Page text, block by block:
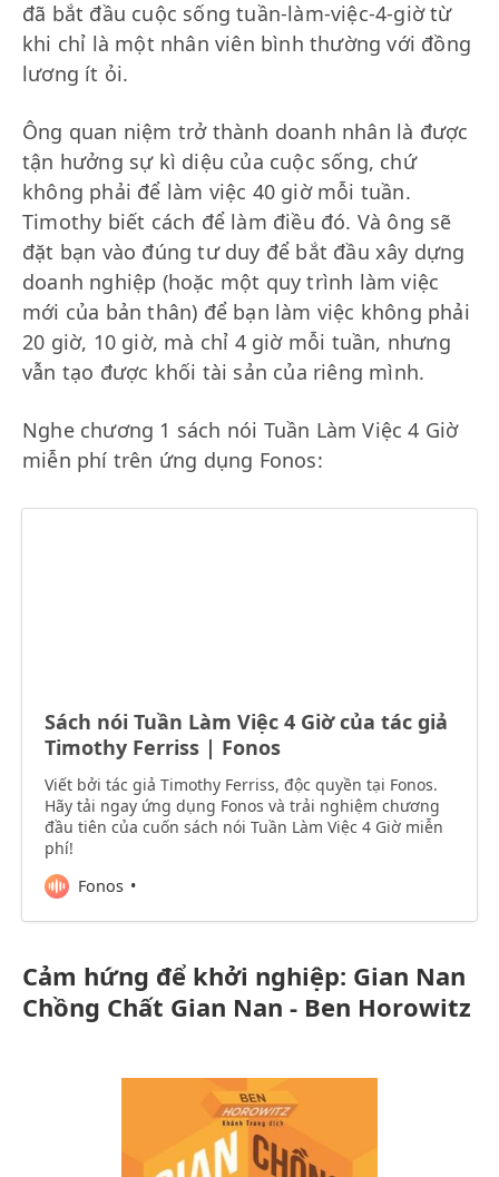
đã bắt đầu cuộc sống tuần-làm-việc-4-giờ từ
khi chỉ là một nhân viên bình thường với đồng
lương ít ỏi.
Ông quan niệm trở thành doanh nhân là được
tận hưởng sự kì diệu của cuộc sống, chứ
không phải để làm việc 40 giờ mỗi tuần.
Timothy biết cách để làm điều đó. Và ông sẽ
đặt bạn vào đúng tư duy để bắt đầu xây dựng
doanh nghiệp (hoặc một quy trình làm việc
mới của bản thân) để bạn làm việc không phải
20 giờ, 10 giờ, mà chỉ 4 giờ mỗi tuần, nhưng
vẫn tạo được khối tài sản của riêng mình.
Nghe chương 1 sách nói Tuần Làm Việc 4 Giờ
miễn phí trên ứng dụng Fonos:
Sách nói Tuần Làm Việc 4 Giờ của tác giả
Timothy Ferriss | Fonos
Viết bởi tác giả Timothy Ferriss, độc quyền tại Fonos.
Hãy tải ngay ứng dụng Fonos và trải nghiệm chương
đầu tiên của cuốn sách nói Tuần Làm Việc 4 Giờ miễn
phí!
Fonos
Cảm hứng để khởi nghiệp: Gian Nan
Chồng Chất Gian Nan - Ben Horowitz